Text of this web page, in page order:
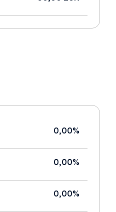
0,00%
0,00%
0,00%